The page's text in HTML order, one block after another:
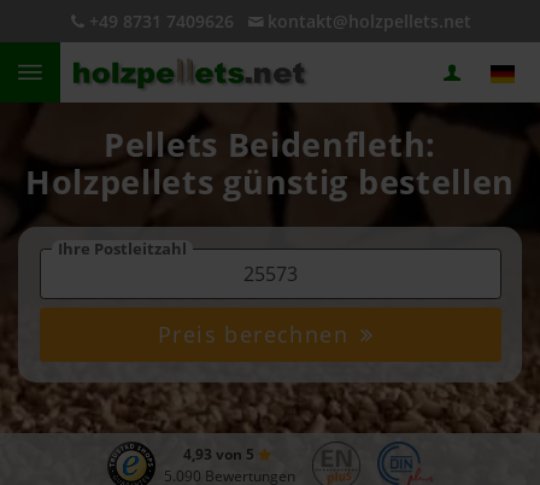
+49 8731 7409626 kontakt@holzpellets.net
Pellets Beidenfleth:
Holzpellets günstig bestellen
Ihre Postleitzahl
Preis berechnen
4,93 von 5
5.090 Bewertungen